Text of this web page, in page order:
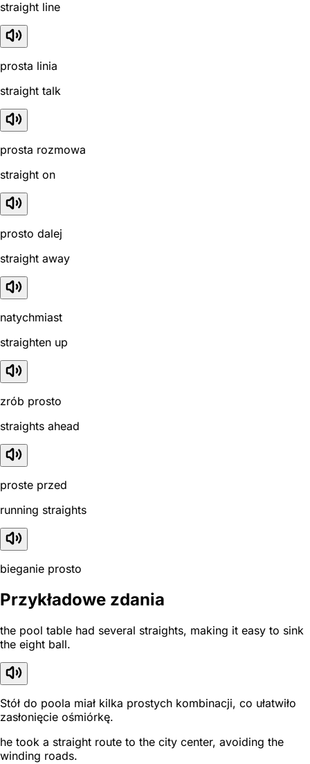
straight line
prosta linia
straight talk
prosta rozmowa
straight on
prosto dalej
straight away
natychmiast
straighten up
zrób prosto
straights ahead
proste przed
running straights
bieganie prosto
Przykładowe zdania
the pool table had several straights, making it easy to sink
the eight ball.
Stół do poola miał kilka prostych kombinacji, co ułatwiło
zasłonięcie ośmiórkę.
he took a straight route to the city center, avoiding the
winding roads.